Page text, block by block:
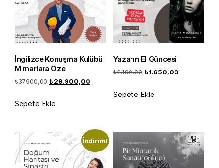
İngilizce Konuşma Kulübü
Mimarlara Özel
₺37.900,00 Orijinal
₺37.900,00.
₺29.900,00
Sepete Ekle
Yazarın El Güncesi
₺2.199,00 Orijinal
₺2.199,00.
₺1.650,00Şu
Sepete Ekle
İndirim!